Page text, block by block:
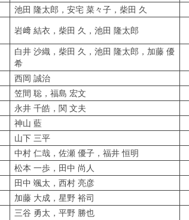
池田 隆太郎，安宅 菜々子，柴田 久
岩﨑 結衣，柴田 久，池田 隆太郎
白井 沙織，柴田 久，池田 隆太郎，加藤 優
希
西岡 誠治
笠間 聡，福島 宏文
永井 千皓，関 文夫
神山 藍
山下 三平
中村 仁哉，佐瀬 優子，福井 恒明
松本 一歩，田中 尚人
田中 颯太，西村 亮彦
加藤 大成，星野 裕司
三谷 勇太，平野 勝也